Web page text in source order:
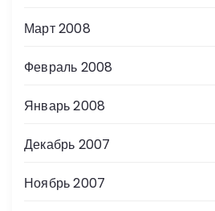
Март 2008
Февраль 2008
Январь 2008
Декабрь 2007
Ноябрь 2007